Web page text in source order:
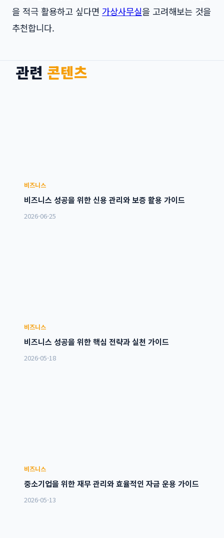
을 적극 활용하고 싶다면 가상사무실을 고려해보는 것을
추천합니다.
관련 콘텐츠
비즈니스
비즈니스 성공을 위한 신용 관리와 보증 활용 가이드
2026-06-25
비즈니스
비즈니스 성공을 위한 핵심 전략과 실천 가이드
2026-05-18
비즈니스
중소기업을 위한 재무 관리와 효율적인 자금 운용 가이드
2026-05-13